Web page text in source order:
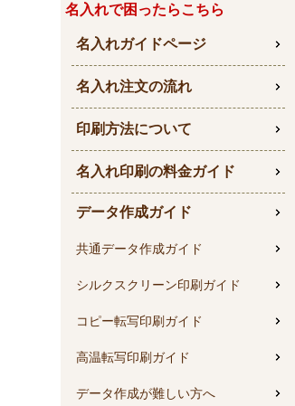
名入れで困ったらこちら
名入れガイドページ
名入れ注文の流れ
印刷方法について
名入れ印刷の料金ガイド
データ作成ガイド
共通データ作成ガイド
シルクスクリーン印刷ガイド
コピー転写印刷ガイド
高温転写印刷ガイド
データ作成が難しい方へ